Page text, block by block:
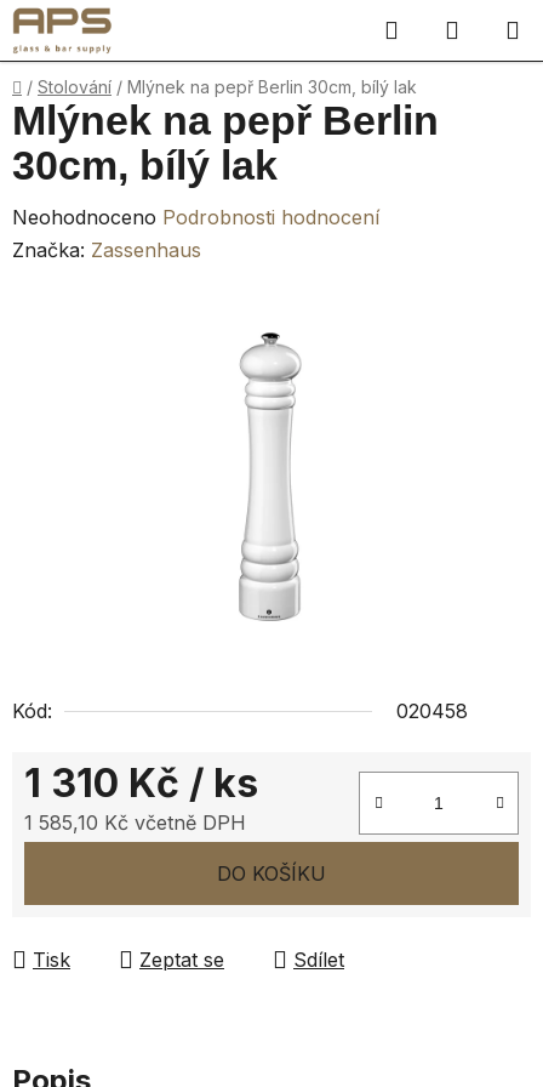
Přejít
na
obsah
Hledat
KOŠÍK
Domů
/ Stolování / Mlýnek na pepř Berlin 30cm, bílý lak
Kód: 020458
1 310 Kč / ks
1 585,10 Kč včetně DPH
DO KOŠÍKU
Tisk Zeptat se Sdílet
Mlýnek na pepř Berlin
30cm, bílý lak
Průměrné
hodnocení
Neohodnoceno Podrobnosti hodnocení
Značka: Zassenhaus
Popis